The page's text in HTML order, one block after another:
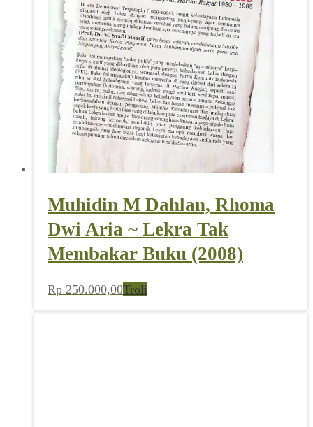
Muhidin M Dahlan, Rhoma
Dwi Aria ~ Lekra Tak
Membakar Buku (2008)
Rp 250.000,00Troli